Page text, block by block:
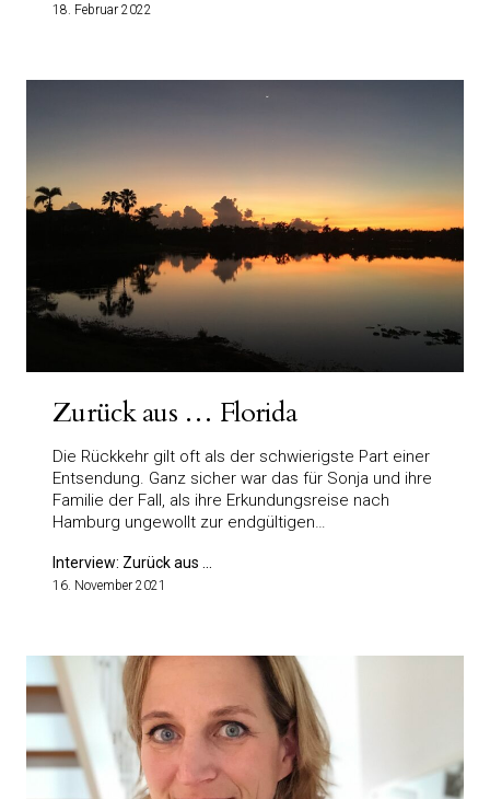
18. Februar 2022
Zurück aus … Florida
Die Rückkehr gilt oft als der schwierigste Part einer
Entsendung. Ganz sicher war das für Sonja und ihre
Familie der Fall, als ihre Erkundungsreise nach
Hamburg ungewollt zur endgültigen…
Interview: Zurück aus ...
16. November 2021